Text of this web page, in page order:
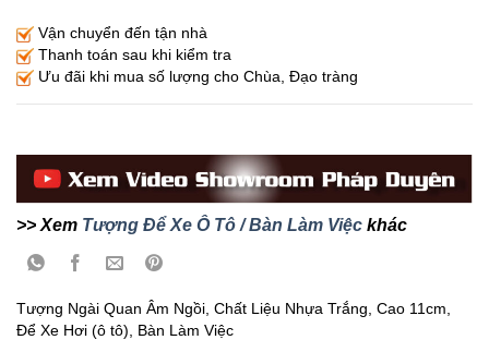
Vận chuyển đến tận nhà
Thanh toán sau khi kiểm tra
Ưu đãi khi mua số lượng cho Chùa, Đạo tràng
>> Xem Tượng Để Xe Ô Tô / Bàn Làm Việc khác
Tượng Ngài Quan Âm Ngồi, Chất Liệu Nhựa Trắng, Cao 11cm,
Để Xe Hơi (ô tô), Bàn Làm Việc